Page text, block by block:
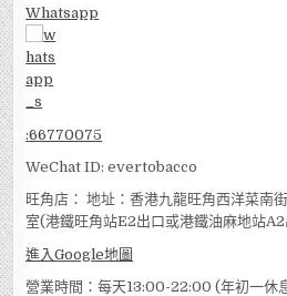
Whatsapp
:66770075
WeChat ID: evertobacco
旺角店： 地址：香港九龍旺角西洋菜南
室(港鐵旺角站E2出口或港鐵油麻地站
進入Google地圖
營業時間：每天13:00-22:00 (年初一休